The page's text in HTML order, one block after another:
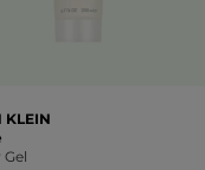
KLEIN